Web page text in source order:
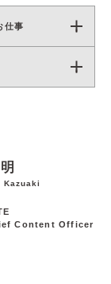
仕事
Kazuaki
Content Officer